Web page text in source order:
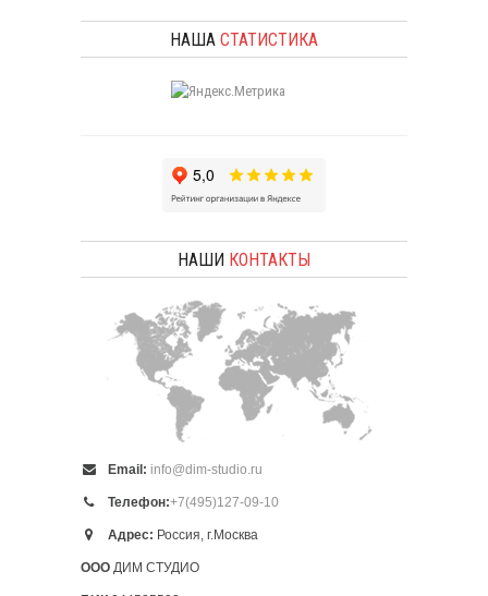
НАША СТАТИСТИКА
НАШИ КОНТАКТЫ
Email: info@dim-studio.ru
Телефон:+7(495)127-09-10
Адрес: Россия, г.Москва
ООО ДИМ СТУДИО